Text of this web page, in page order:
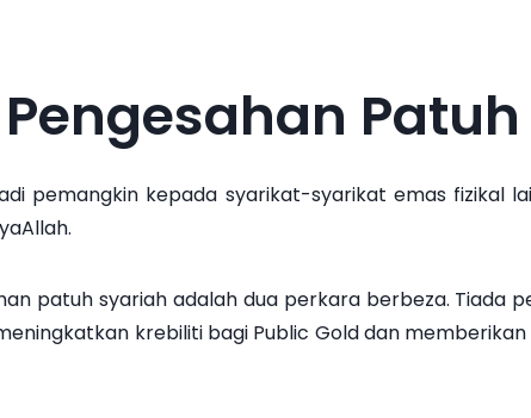
pemangkin kepada syarikat-syarikat emas fizikal
patuh syariah adalah dua perkara berbeza. Tiada
krebiliti bagi Public Gold dan